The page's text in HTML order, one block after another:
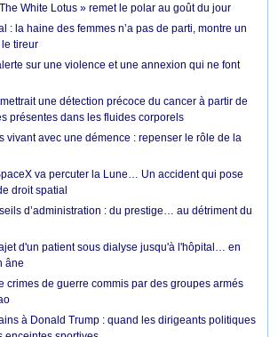
White Lotus » remet le polar au goût du jour
: la haine des femmes n’a pas de parti, montre un
tireur
sur une violence et une annexion qui ne font
une détection précoce du cancer à partir de
présentes dans les fluides corporels
vivant avec une démence : repenser le rôle de la
va percuter la Lune… Un accident qui pose
droit spatial
d’administration : du prestige… au détriment du
d'un patient sous dialyse jusqu'à l'hôpital… en
âne
crimes de guerre commis par des groupes armés
à Donald Trump : quand les dirigeants politiques